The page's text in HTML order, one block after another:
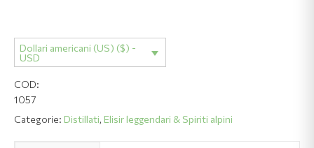
quantità
Dollari americani (US) ($) -
USD
COD:
1057
Categorie: Distillati, Elisir leggendari & Spiriti alpini